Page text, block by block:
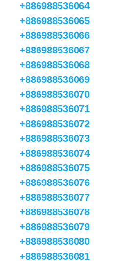
+886988536064
+886988536065
+886988536066
+886988536067
+886988536068
+886988536069
+886988536070
+886988536071
+886988536072
+886988536073
+886988536074
+886988536075
+886988536076
+886988536077
+886988536078
+886988536079
+886988536080
+886988536081